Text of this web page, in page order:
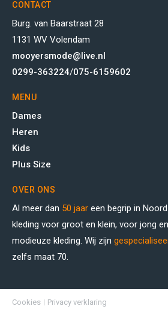
CONTACT
Burg. van Baarstraat 28
1131 WV Volendam
mooyersmode@live.nl
0299-363224/075-6159602
MENU
Dames
Heren
Kids
Plus Size
OVER ONS
Al meer dan 50 jaar een begrip in
kleding voor groot en klein, voor jong
modieuze kleding. Wij zijn
zelfs maat 70.
Cookies Privacy verklaring